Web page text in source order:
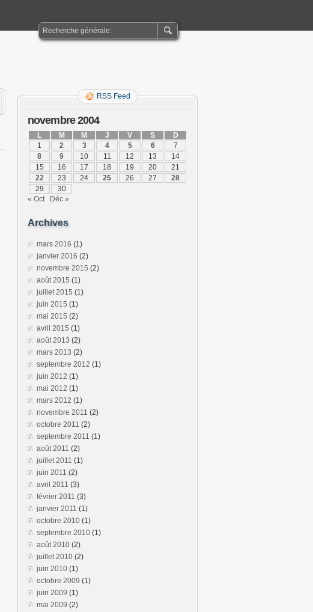
RSS Feed
novembre 2004
L M M J V S
D
1
2 3 4 5 6
7
8
9 10 11 12 13
14
15
16 17 18 19 20
21
22
23 24 25 26 27
28
29
30
« Oct
Déc »
Archives
mars 2016 (1)
janvier 2016 (2)
novembre 2015 (2)
août 2015 (1)
juillet 2015 (1)
juin 2015 (1)
mai 2015 (2)
avril 2015 (1)
août 2013 (2)
mars 2013 (2)
septembre 2012 (1)
juin 2012 (1)
mai 2012 (1)
mars 2012 (1)
novembre 2011 (2)
octobre 2011 (2)
septembre 2011 (1)
août 2011 (2)
juillet 2011 (1)
juin 2011 (2)
avril 2011 (3)
février 2011 (3)
janvier 2011 (1)
octobre 2010 (1)
septembre 2010 (1)
août 2010 (2)
juillet 2010 (2)
juin 2010 (1)
octobre 2009 (1)
juin 2009 (1)
mai 2009 (2)